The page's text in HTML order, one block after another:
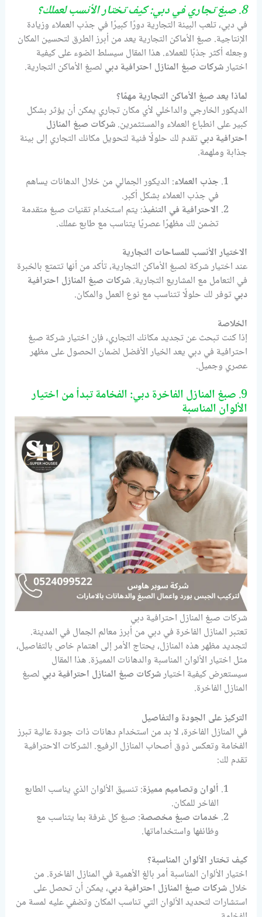
8. صبغ تجاري في دبي: كيف تختار الأنسب لعملك؟
في دبي، تلعب البيئة التجارية دورًا كبيرًا في جذب العملاء وزيادة
الإنتاجية. صبغ الأماكن التجارية يعد من أبرز الطرق لتحسين المكان
وجعله أكثر جذبًا للعملاء. هذا المقال سيسلط الضوء على كيفية
اختيارشركات صبغ المنازل احترافية دبي لصبغ الأماكن التجارية.
لماذا يعد صبغ الأماكن التجارية مهمًا؟
الديكور الخارجي والداخلي لأي مكان تجاري يمكن أن يؤثر بشكل
كبير على انطباع العملاء والمستثمرين.شركات صبغ المنازل
احترافية دبيتقدم لك حلولًا فنية لتحويل مكانك التجاري إلى بيئة
جذابة وملهمة.
جذب العملاء: الديكور الجمالي من خلال الدهانات يساهم
في جذب العملاء بشكل أكبر.
الاحترافية في التنفيذ: يتم استخدام تقنيات صبغ متقدمة
تضمن لك مظهرًا عصريًا يتناسب مع طابع عملك.
الاختيار الأنسب للمساحات التجارية
عند اختيار شركة لصبغ الأماكن التجارية، تأكد من أنها تتمتع بالخبرة
في التعامل مع المشاريع التجارية.شركات صبغ المنازل احترافية
دبيتوفر لك حلولًا تتناسب مع نوع العمل والمكان.
الخلاصة
إذا كنت تبحث عن تجديد مكانك التجاري، فإن اختيار شركة صبغ
احترافية في دبي يعد الخيار الأفضل لضمان الحصول على مظهر
عصري وجميل.
9. صبغ المنازل الفاخرة دبي: الفخامة تبدأ من اختيار
الألوان المناسبة
شركات صبغ المنازل احترافية دبي
تعتبر المنازل الفاخرة في دبي من أبرز معالم الجمال في المدينة.
لتجديد مظهر هذه المنازل، يحتاج الأمر إلى اهتمام خاص بالتفاصيل،
مثل اختيار الألوان المناسبة والدهانات المميزة. هذا المقال
سيستعرض كيفية اختيارشركات صبغ المنازل احترافية دبي لصبغ
المنازل الفاخرة.
التركيز على الجودة والتفاصيل
في المنازل الفاخرة، لا بد من استخدام دهانات ذات جودة عالية تبرز
الفخامة وتعكس ذوق أصحاب المنازل الرفيع. الشركات الاحترافية
تقدم لك:
ألوان وتصاميم مميزة: تنسيق الألوان الذي يناسب الطابع
الفاخر للمكان.
خدمات صبغ مخصصة: صبغ كل غرفة بما يتناسب مع
وظائفها واستخداماتها.
كيف تختار الألوان المناسبة؟
اختيار الألوان المناسبة أمر بالغ الأهمية في المنازل الفاخرة. من
خلالشركات صبغ المنازل احترافية دبي، يمكن أن تحصل على
استشارات لتحديد الألوان التي تناسب المكان وتضفي عليه لمسة من